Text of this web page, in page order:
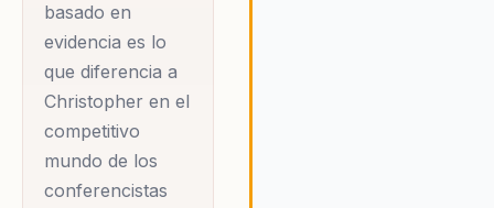
basado en
evidencia es lo
que diferencia a
Christopher en el
competitivo
mundo de los
conferencistas